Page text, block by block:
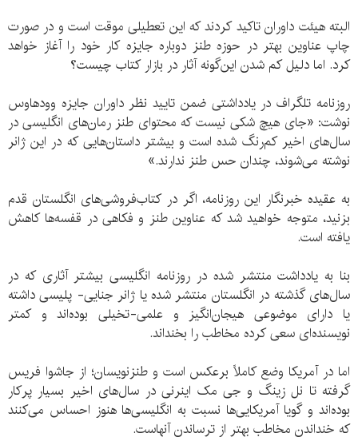
البته هیئت داوران تاکید کردند که این تعطیلی موقت است و در صورت
چاپ عناوین بهتر در حوزه طنز دوباره جایزه کار خود را آغاز خواهد
کرد. اما دلیل کم شدن این‌گونه آثار در بازار کتاب چیست؟
روزنامه تلگراف در یادداشتی ضمن تایید نظر داوران جایزه وودهاوس
نوشت: «جای هیچ شکی نیست که محتوای طنز رمان‌های انگلیسی در
سال‌های اخیر کم‌رنگ شده است و بیشتر داستان‌هایی که در این ژانر
نوشته می‌شوند، چندان حس طنز ندارند.»
به عقیده خبرنگار این روزنامه، اگر در کتاب‌فروشی‌های انگلستان قدم
بزنید، متوجه خواهید شد که عناوین طنز و فکاهی در قفسه‌ها کاهش
یافته است.
بنا به یادداشت منتشر شده در روزنامه انگلیسی بیشتر آثاری که در
سال‌های گذشته در انگلستان منتشر شده یا ژانر جنایی- پلیسی داشته
یا دارای موضوعی هیجان‌انگیز و علمی-تخیلی بوده‌اند و کمتر
نویسنده‌ای سعی کرده مخاطب را بخنداند.
اما در آمریکا وضع کاملاً برعکس است و طنزنویسان؛ از جاشوا فریس
گرفته تا نل زینگ و جی مک اینرنی در سال‌های اخیر بسیار پرکار
بوده‌اند و گویا آمریکایی‌‌ها نسبت به انگلیسی‌ها هنوز احساس می‌کنند
که خنداندن مخاطب بهتر از ترساندن آنهاست.